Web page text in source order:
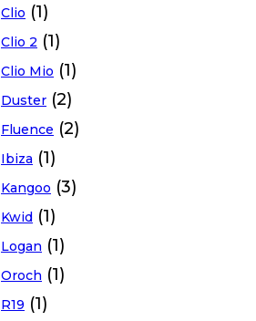
Clio (1)
Clio 2 (1)
Clio Mio (1)
Duster (2)
Fluence (2)
Ibiza (1)
Kangoo (3)
Kwid (1)
Logan (1)
Oroch (1)
R19 (1)